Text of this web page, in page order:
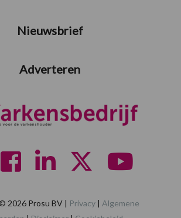
Nieuwsbrief
Adverteren
2026 Prosu BV | Privacy | Algemene